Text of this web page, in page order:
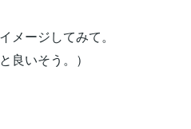
メージしてみて。
良いそう。）